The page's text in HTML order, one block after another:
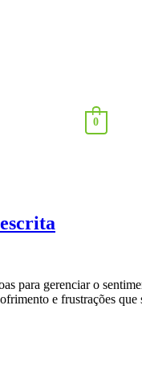
0
para gerenciar o
e frustrações